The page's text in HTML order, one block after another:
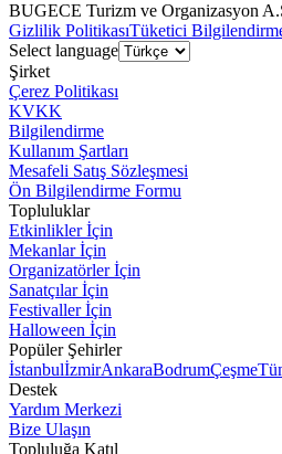
BUGECE Turizm ve Organizasyon
Gizlilik PolitikasıTüketici
Select language
Şirket
Çerez Politikası
KVKK
Bilgilendirme
Kullanım Şartları
Mesafeli Satış Sözleşmesi
Ön Bilgilendirme Formu
Topluluklar
Etkinlikler İçin
Mekanlar İçin
Organizatörler İçin
Sanatçılar İçin
Festivaller İçin
Halloween İçin
Popüler Şehirler
İstanbulİzmirAnkaraBodrumÇeşme
Destek
Yardım Merkezi
Bize Ulaşın
Topluluğa Katıl